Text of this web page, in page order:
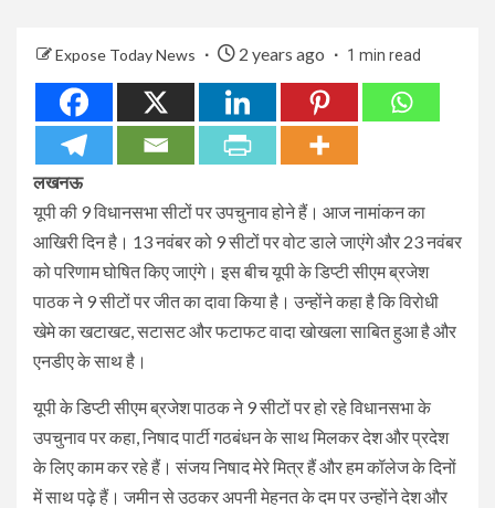
Expose Today News 2 years ago 1 min read
लखनऊ
यूपी की 9 विधानसभा सीटों पर उपचुनाव होने हैं। आज नामांकन का
आखिरी दिन है। 13 नवंबर को 9 सीटों पर वोट डाले जाएंगे और 23 नवंबर
को परिणाम घोषित किए जाएंगे। इस बीच यूपी के डिप्टी सीएम ब्रजेश
पाठक ने 9 सीटों पर जीत का दावा किया है। उन्होंने कहा है कि विरोधी
खेमे का खटाखट, सटासट और फटाफट वादा खोखला साबित हुआ है और
एनडीए के साथ है।
यूपी के डिप्टी सीएम ब्रजेश पाठक ने 9 सीटों पर हो रहे विधानसभा के
उपचुनाव पर कहा, निषाद पार्टी गठबंधन के साथ मिलकर देश और प्रदेश
के लिए काम कर रहे हैं। संजय निषाद मेरे मित्र हैं और हम कॉलेज के दिनों
में साथ पढ़े हैं। जमीन से उठकर अपनी मेहनत के दम पर उन्होंने देश और